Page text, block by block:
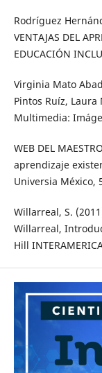
Rodríguez
VENTAJAS DEL
EDUCACIÓN
Virginia Mato
Pintos Ruíz, Laura
Multimedia:
WEB DEL
aprendizaje
Universia México,
Willarreal, S.
Willarreal,
Hill